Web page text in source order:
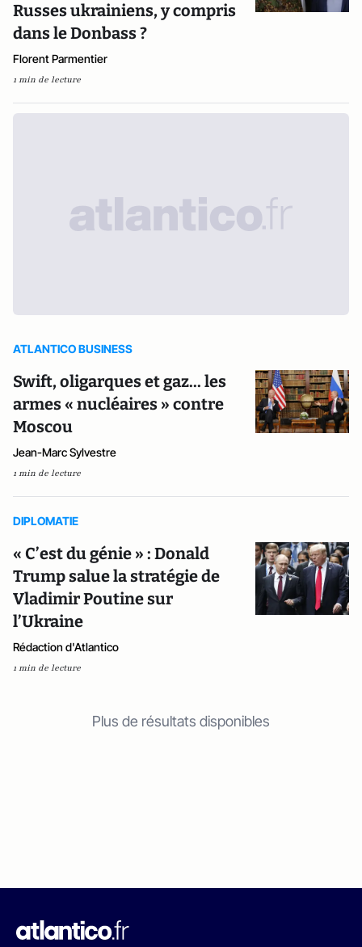
Russes ukrainiens, y compris
dans le Donbass ?
Florent Parmentier
1 min de lecture
ATLANTICO BUSINESS
Swift, oligarques et gaz... les
armes « nucléaires » contre
Moscou
Jean-Marc Sylvestre
1 min de lecture
DIPLOMATIE
« C’est du génie » : Donald
Trump salue la stratégie de
Vladimir Poutine sur
l’Ukraine
Rédaction d'Atlantico
1 min de lecture
Plus de résultats disponibles